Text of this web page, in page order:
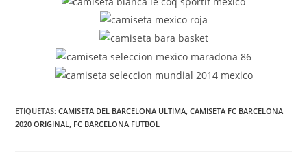
ETIQUETAS:CAMISETA DEL BARCELONA ULTIMA CAMISETA FC BARCELONA
2020 ORIGINAL
FC BARCELONA FUTBOL